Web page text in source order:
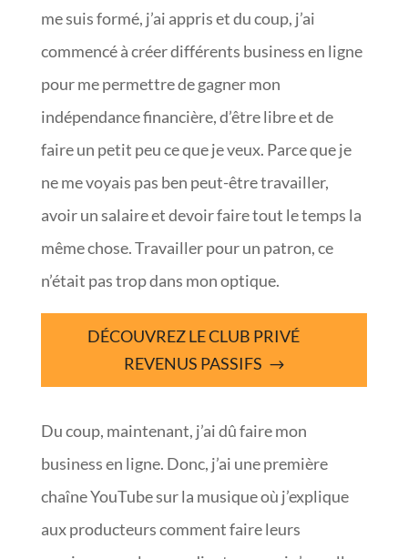
me suis formé, j’ai appris et du coup, j’ai
commencé à créer différents business en ligne
pour me permettre de gagner mon
indépendance financière, d’être libre et de
faire un petit peu ce que je veux. Parce que je
ne me voyais pas ben peut-être travailler,
avoir un salaire et devoir faire tout le temps la
même chose. Travailler pour un patron, ce
n’était pas trop dans mon optique.
DÉCOUVREZ LE CLUB PRIVÉ
REVENUS PASSIFS
Du coup, maintenant, j’ai dû faire mon
business en ligne. Donc, j’ai une première
chaîne YouTube sur la musique où j’explique
aux producteurs comment faire leurs